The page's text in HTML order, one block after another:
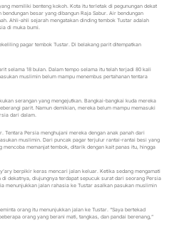
memiliki benteng kokoh. Kota itu terletak di pegunungan dekat
besar yang dibangun Raja Sabur. Air bendungan
Ahli-ahli sejarah mengatakan dinding tembok Tustar adalah
di muka bumi.
pagar tembok Tustar. Di belakang parit ditempatkan
selama 18 bulan. Dalam tempo selama itu telah terjadi 80 kali
muslimin belum mampu menembus pertahanan tentara
serangan yang mengejutkan. Bangkai-bangkai kuda mereka
parit. Namun demikian, mereka belum mampu memasuki
dari dalam.
Tentara Persia menghujani mereka dengan anak panah dari
muslimin. Dari puncak pagar terjulur rantai-rantai besi yang
memanjat tembok, ditarik dengan kait panas itu, hingga
berpikir keras mencari jalan keluar. Ketika sedang mengamati
dekatnya, diujungnya terdapat sepucuk surat dari seorang Persia
menunjukkan jalan rahasia ke Tustar asalkan pasukan muslimin
orang itu menunjukkan jalan ke Tustar. “Saya bertekad
orang yang berani mati, tangkas, dan pandai berenang,”